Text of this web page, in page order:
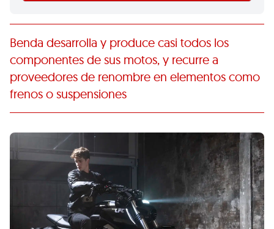
Benda desarrolla y produce casi todos los
componentes de sus motos, y recurre a
proveedores de renombre en elementos como
frenos o suspensiones